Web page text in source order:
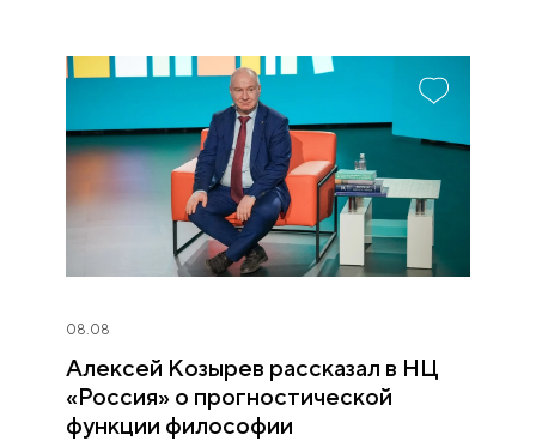
08.08
Алексей Козырев рассказал в НЦ
«Россия» о прогностической
функции философии